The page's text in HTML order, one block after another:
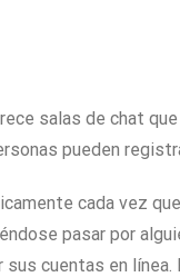
salas de chat
pueden
cada vez
pasar por
cuentas en